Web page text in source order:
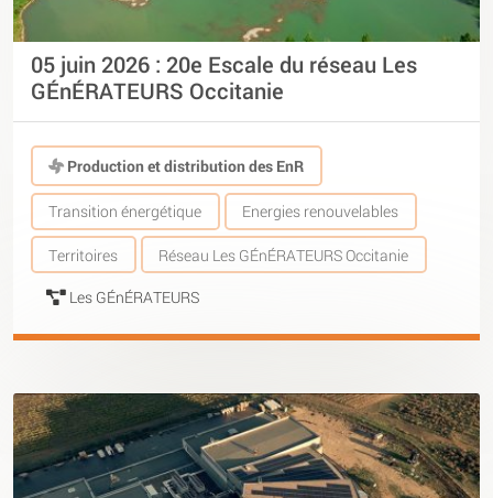
05 juin 2026 : 20e Escale du réseau Les
GÉnÉRATEURS Occitanie
Production et distribution des EnR
Transition énergétique Energies renouvelables
Territoires Réseau Les GÉnÉRATEURS Occitanie
Les GÉnÉRATEURS